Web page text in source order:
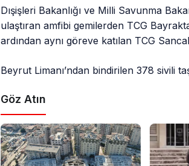
Dışişleri Bakanlığı ve Milli Savunma
ulaştıran amfibi gemilerden TCG
ardından aynı göreve katılan TCG
Beyrut Limanı’ndan bindirilen 378 sivili
Göz Atın